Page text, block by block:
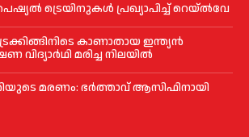
ട്രെയിനുകള്‍ പ്രഖ്യാപിച്ച്‌ റെയ്ല്‍വേ
കാണാതായ ഇന്ത്യൻ
മരിച്ച നിലയില്‍
മരണം: ഭര്‍ത്താവ് ആസിഫിനായി